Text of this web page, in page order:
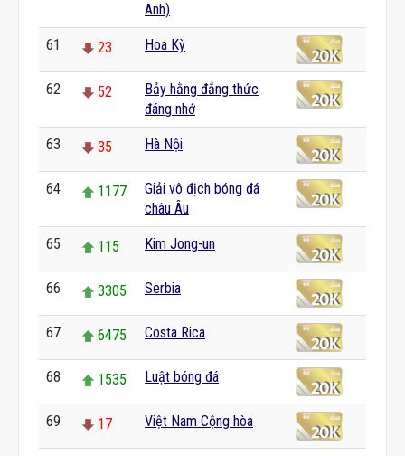
Anh)
61 23 Hoa Kỳ
62 52
Bảy hằng đẳng thức
đáng nhớ
63 35 Hà Nội
64 1177
Giải vô địch bóng đá
châu Âu
65 115 Kim Jong-un
66 3305 Serbia
67 6475 Costa Rica
68 1535 Luật bóng đá
69 17 Việt Nam Cộng hòa